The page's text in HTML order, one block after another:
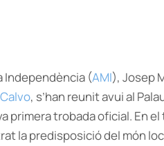
Independència (AMI), Josep
Calvo, s’han reunit avui al
primera trobada oficial. En
la predisposició del món